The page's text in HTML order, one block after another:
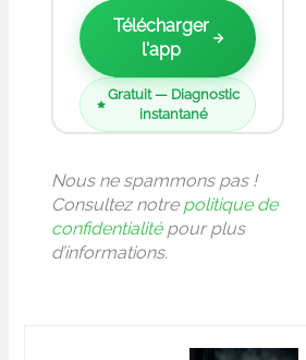
Télécharger
l'app
Gratuit — Diagnostic
instantané
Nous ne spammons pas !
Consultez notre politique de
confidentialitépour plus
d’informations.